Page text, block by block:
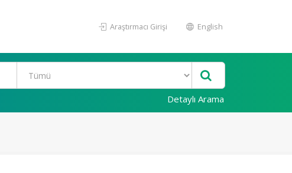
Araştırmacı Girişi English
Detaylı Arama